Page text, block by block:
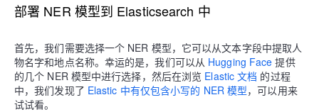
部署 NER 模型到 Elasticsearch 中
首先，我们需要选择一个 NER 模型，它可以从文本字段中提取人
物名字和地点名称。幸运的是，我们可以从 Hugging Face 提供
的几个 NER 模型中进行选择，然后在浏览 Elastic 文档 的过程
中，我们发现了 Elastic 中有仅包含小写的 NER 模型，可以用来
试试看。